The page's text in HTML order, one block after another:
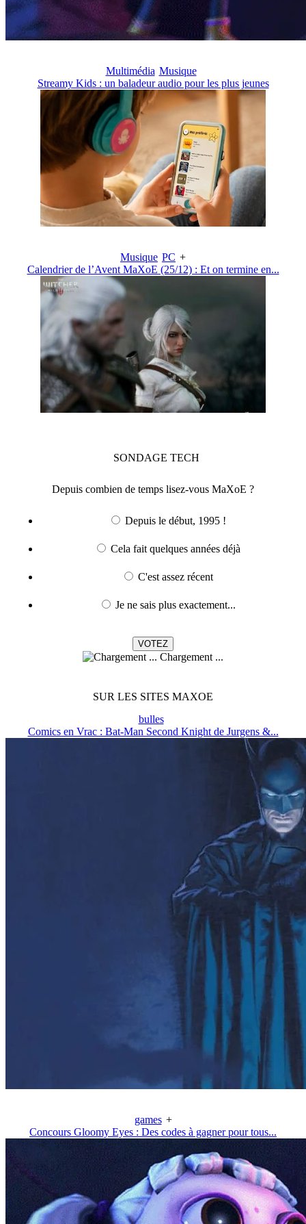
Multimédia Musique
Streamy Kids : un baladeur audio pour les plus jeunes
Musique PC +
Calendrier de l’Avent MaXoE (25/12) : Et on termine en...
SONDAGE TECH
Depuis combien de temps lisez-vous MaXoE ?
Depuis le début, 1995 !
Cela fait quelques années déjà
C'est assez récent
Je ne sais plus exactement...
Chargement ...
SUR LES SITES MAXOE
bulles
Comics en Vrac : Bat-Man Second Knight de Jurgens &...
games +
Concours Gloomy Eyes : Des codes à gagner pour tous...